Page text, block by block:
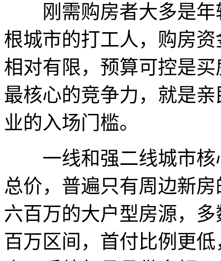
刚需购房者大多是年
根城市的打工人，购房
相对有限，预算可控是
最核心的竞争力，就是
业的入场门槛。
一线和强二线城市核
总价，普遍只有周边新
六百万的大户型房源，
百万区间，首付比例更